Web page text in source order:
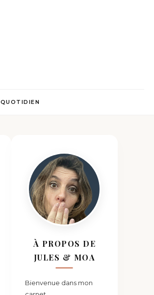
QUOTIDIEN
À PROPOS DE
JULES & MOA
Bienvenue dans mon